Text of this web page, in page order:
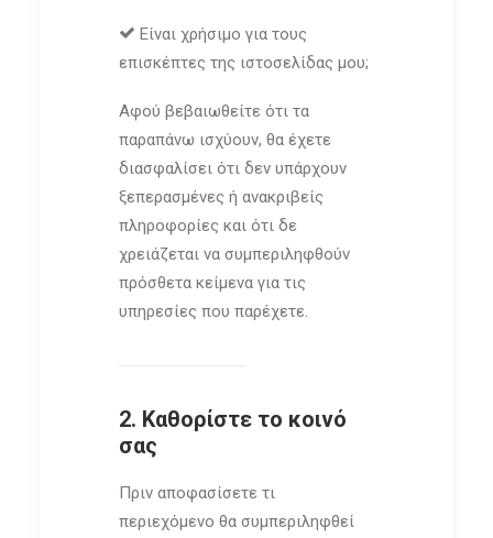
Είναι χρήσιμο για τους
επισκέπτες της ιστοσελίδας μου;
Αφού βεβαιωθείτε ότι τα
παραπάνω ισχύουν, θα έχετε
διασφαλίσει ότι δεν υπάρχουν
ξεπερασμένες ή ανακριβείς
πληροφορίες και ότι δε
χρειάζεται να συμπεριληφθούν
πρόσθετα κείμενα για τις
υπηρεσίες που παρέχετε.
2. Καθορίστε το κοινό
σας
Πριν αποφασίσετε τι
περιεχόμενο θα συμπεριληφθεί